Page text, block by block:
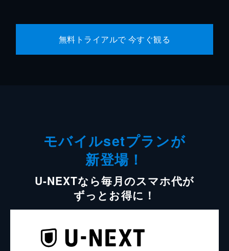
無料トライアルで 今すぐ観る
モバイルsetプランが
新登場！
U-NEXTなら毎月のスマホ代が
ずっとお得に！